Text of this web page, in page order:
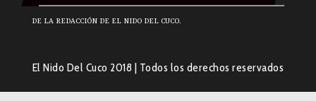
DE LA REDACCIÓN DE EL NIDO DEL CUCO.
El Nido Del Cuco 2018 | Todos los derechos reservados